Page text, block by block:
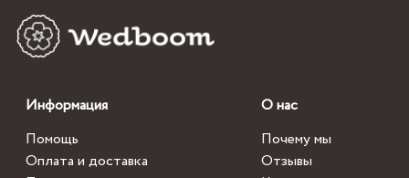
Информация
Помощь
Оплата и доставка
О нас
Почему мы
Отзывы